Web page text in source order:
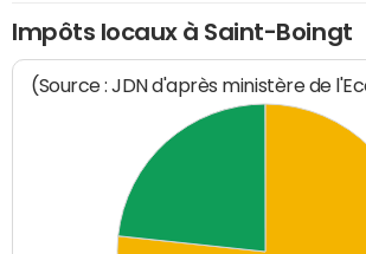
Impôts locaux à Saint-Boingt
(Source : JDN d'après ministère de